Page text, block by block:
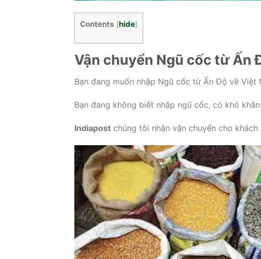
Contents [hide]
Vận chuyển Ngũ cốc từ Ấn
Bạn đang muốn nhập Ngũ cốc từ Ấn Độ về Việt
Bạn đang không biết nhập ngũ cốc, có khó
Indiapost chúng tôi nhận vận chuyển cho